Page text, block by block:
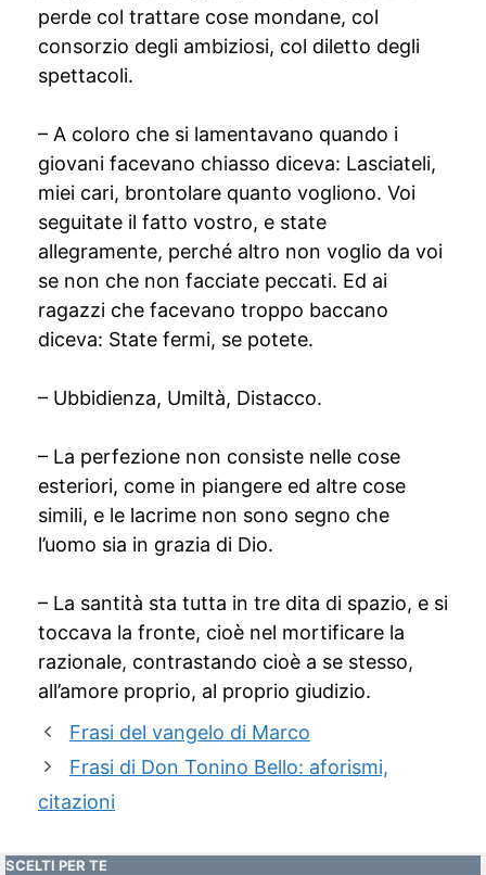
perde col trattare cose mondane, col
consorzio degli ambiziosi, col diletto degli
spettacoli.
– A coloro che si lamentavano quando i
giovani facevano chiasso diceva: Lasciateli,
miei cari, brontolare quanto vogliono. Voi
seguitate il fatto vostro, e state
allegramente, perché altro non voglio da voi
se non che non facciate peccati. Ed ai
ragazzi che facevano troppo baccano
diceva: State fermi, se potete.
– Ubbidienza, Umiltà, Distacco.
– La perfezione non consiste nelle cose
esteriori, come in piangere ed altre cose
simili, e le lacrime non sono segno che
l’uomo sia in grazia di Dio.
– La santità sta tutta in tre dita di spazio, e si
toccava la fronte, cioè nel mortificare la
razionale, contrastando cioè a se stesso,
all’amore proprio, al proprio giudizio.
Frasi del vangelo di Marco
Frasi di Don Tonino Bello: aforismi,
citazioni
SCELTI PER TE